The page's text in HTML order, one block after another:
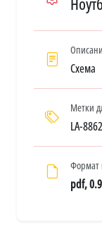
Схема
Метки
LA-8862
Формат
pdf,